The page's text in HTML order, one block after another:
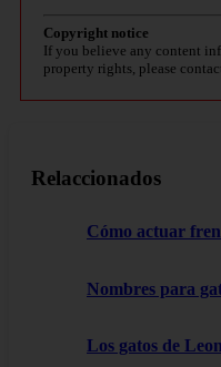
Copyright notice
If you believe any content
property rights, please
Relaccionados
Cómo actuar
Nombres para
Los gatos de